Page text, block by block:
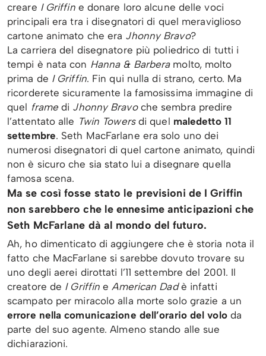
creare I Griffine donare loro alcune delle voci
principali era tra i disegnatori di quel meraviglioso
cartone animato che era Jhonny Bravo?
La carriera del disegnatore più poliedrico di tutti i
tempi è nata con Hanna & Barberamolto, molto
prima de I Griffin. Fin qui nulla di strano, certo. Ma
ricorderete sicuramente la famosissima immagine di
quel frame di Jhonny Bravoche sembra predire
l’attentato alle Twin Towersdi quel maledetto 11
settembre. Seth MacFarlane era solo uno dei
numerosi disegnatori di quel cartone animato, quindi
non è sicuro che sia stato lui a disegnare quella
famosa scena.
Ma se così fosse stato le previsioni de I Griffin
non sarebbero che le ennesime anticipazioni che
Seth McFarlane dà al mondo del futuro.
Ah, ho dimenticato di aggiungere che è storia nota il
fatto che MacFarlane si sarebbe dovuto trovare su
uno degli aerei dirottati l’11 settembre del 2001. Il
creatore de I Griffin eAmerican Dadè infatti
scampato per miracolo alla morte solo grazie a un
errore nella comunicazione dell’orario del voloda
parte del suo agente. Almeno stando alle sue
dichiarazioni.